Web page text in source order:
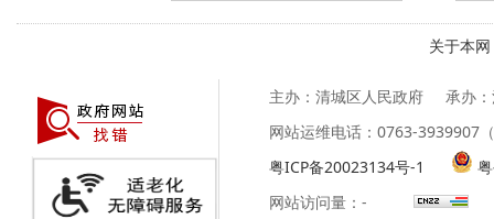
关于本网
主办：清城区人民政府
承办
网站运维电话：0763-3939907
粤ICP备20023134号-1
网站访问量： -